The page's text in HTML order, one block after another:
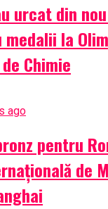
urcat din
la
Chimie
ago
pentru
de